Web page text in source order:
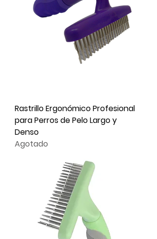
Rastrillo Ergonómico Profesional
para Perros de Pelo Largo y
Denso
Agotado